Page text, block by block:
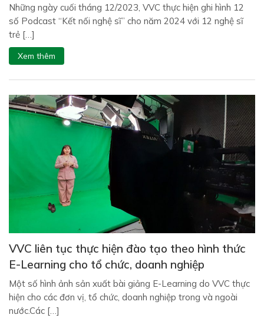
Những ngày cuối tháng 12/2023, VVC thực hiện ghi hình 12
số Podcast “Kết nối nghệ sĩ” cho năm 2024 với 12 nghệ sĩ
trẻ […]
Xem thêm
VVC liên tục thực hiện đào tạo theo hình thức
E-Learning cho tổ chức, doanh nghiệp
Một số hình ảnh sản xuất bài giảng E-Learning do VVC thực
hiện cho các đơn vị, tổ chức, doanh nghiệp trong và ngoài
nước.Các […]